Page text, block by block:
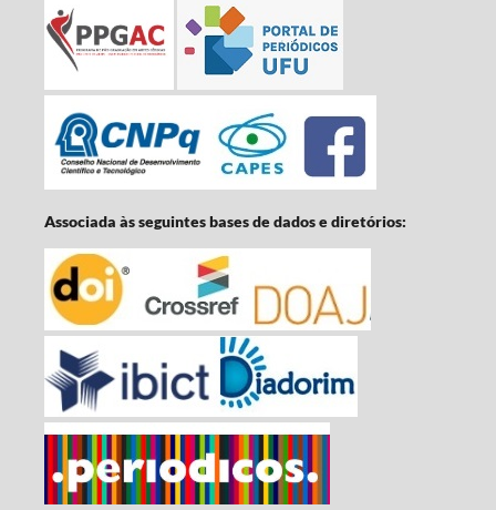
Associada às seguintes bases de dados e diretórios: